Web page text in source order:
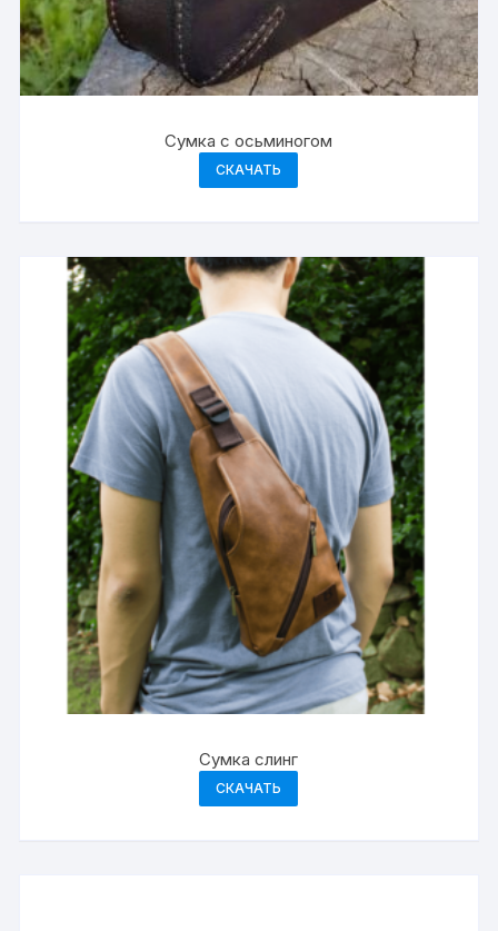
Сумка с осьминогом
СКАЧАТЬ
Сумка слинг
СКАЧАТЬ